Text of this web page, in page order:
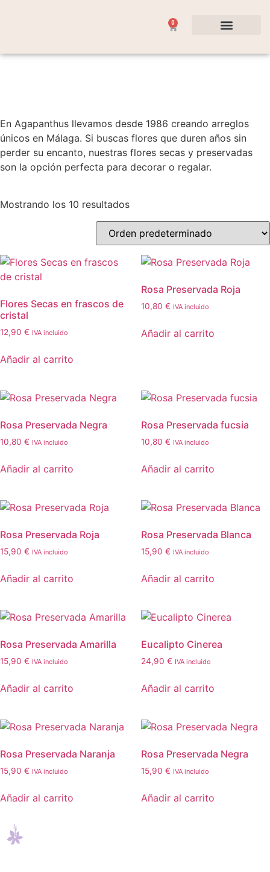
0
En Agapanthus llevamos desde 1986 creando arreglos
únicos en Málaga. Si buscas flores que duren años sin
perder su encanto, nuestras flores secas y preservadas
son la opción perfecta para decorar o regalar.
Mostrando los 10 resultados
Flores Secas en frascos de
cristal
12,90 € IVA incluido
Añadir al carrito
Rosa Preservada Roja
10,80 € IVA incluido
Añadir al carrito
Rosa Preservada Negra
10,80 € IVA incluido
Añadir al carrito
Rosa Preservada fucsia
10,80 € IVA incluido
Añadir al carrito
Rosa Preservada Roja
15,90 € IVA incluido
Añadir al carrito
Rosa Preservada Blanca
15,90 € IVA incluido
Añadir al carrito
Rosa Preservada Amarilla
15,90 € IVA incluido
Añadir al carrito
Eucalipto Cinerea
24,90 € IVA incluido
Añadir al carrito
Rosa Preservada Naranja
15,90 € IVA incluido
Añadir al carrito
Rosa Preservada Negra
15,90 € IVA incluido
Añadir al carrito